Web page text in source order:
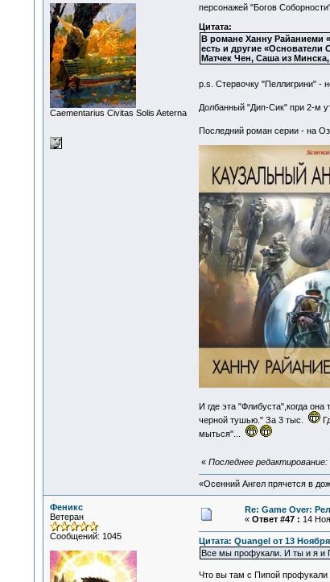
Сaementarius Civitas Solis Aeterna
персонажей "Богов
Цитата:
В романе Ханну Райаниеми
есть и другие «Основатели
Матчек Чен, Саша из
p.s. Стервочку "Пеллигрини" -
Долбанный "Дип-Сик" при 2-м
Последний роман серии - на
И где эта "Флибуста",когда она
черной тушью." За 3 тыс.
мыться"...
« Последнее
«Осенний Ангел прячется в
Феникс
Ветеран
Сообщений: 1045
Re: Game Over:
« Ответ #47 : 14
Цитата: Quangel от 13
Все мы профукали. И ты и я и
Что вы там с Пипой профукали